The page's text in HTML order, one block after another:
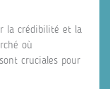
la crédibilité et la
où
cruciales pour